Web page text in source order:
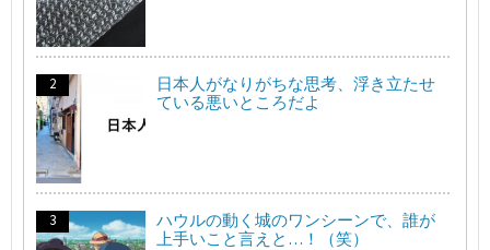
日本人がなりがちな思考、浮き立たせ
ている悪いところだよ
ハウルの動く城のワンシーンで、誰が
上手いこと言えと…！（笑）